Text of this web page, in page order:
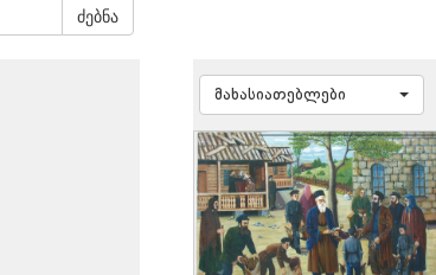
ძებნა
მახასიათებლები